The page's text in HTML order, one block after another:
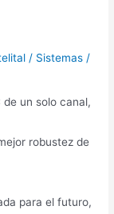
/ Sistemas /
un solo canal,
robustez de
para el futuro,